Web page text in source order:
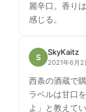
麗辛口。香り
感じる。
S
SkyKaitz
2021年6月2
西条の酒蔵で
ラベルは甘口
よ」と教えて